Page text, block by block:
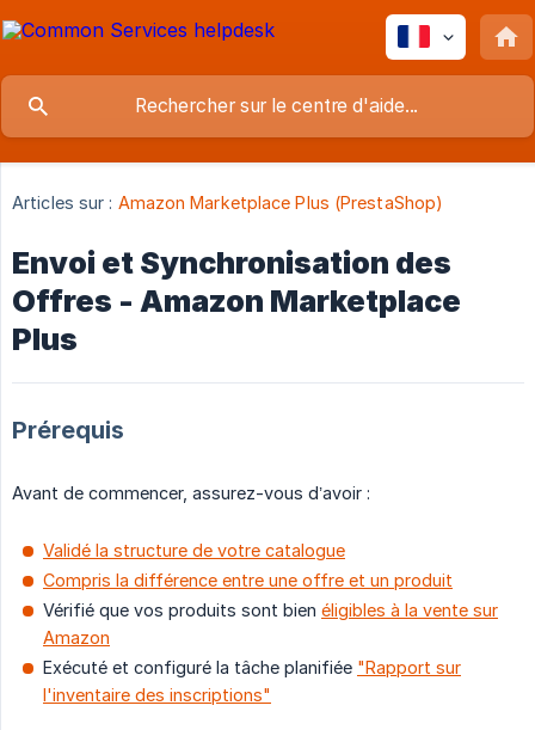
Articles sur : Amazon Marketplace Plus (PrestaShop)
Envoi et Synchronisation des
Offres - Amazon Marketplace
Plus
Prérequis
Avant de commencer, assurez-vous d’avoir :
Validé la structure de votre catalogue
Compris la différence entre une offre et un produit
Vérifié que vos produits sont bien éligibles à la vente sur
Amazon
Exécuté et configuré la tâche planifiée "Rapport sur
l'inventaire des inscriptions"